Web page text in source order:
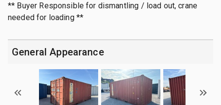
** Buyer Responsible for dismantling / load out, crane
needed for loading **
General Appearance